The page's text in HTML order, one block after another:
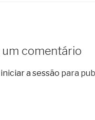
um comentário
iniciar a sessão para